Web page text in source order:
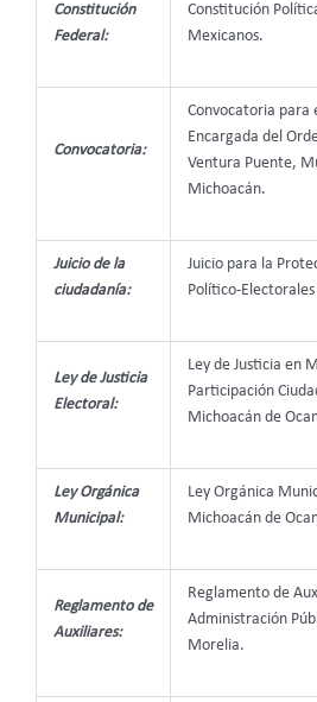
Constitución
Federal:
Constitución
Mexicanos.
Convocatoria:
Convocatoria para
Encargada del
Ventura Puente,
Michoacán.
Juicio de la
ciudadanía:
Juicio para la
Político-
Ley de Justicia
Electoral:
Ley de Justicia en
Participación
Michoacán de
Ley Orgánica
Municipal:
Ley Orgánica
Michoacán de
Reglamento de
Auxiliares:
Reglamento de
Administración
Morelia.